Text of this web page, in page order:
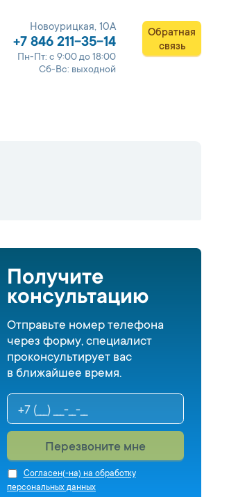
Новоурицкая, 10А
+7 846 211-35-14
Пн-Пт: с 9:00 до 18:00
Сб-Вс: выходной
Обратная
связь
Получите
консультацию
Отправьте номер телефона
через форму, специалист
проконсультирует вас
в ближайшее время.
Перезвоните мне
Cогласен(-на) на обработку
персональных данных